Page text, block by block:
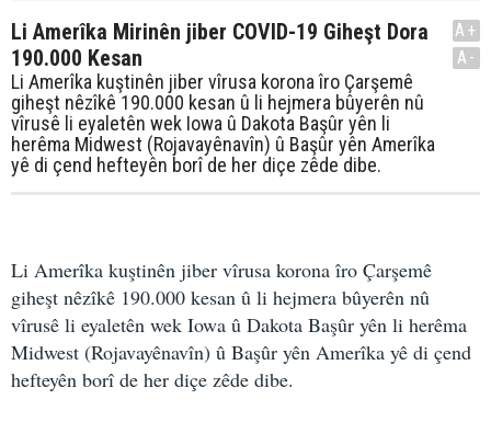
Li Amerîka Mirinên jiber COVID-19 Giheşt Dora
190.000 Kesan
Li Amerîka kuştinên jiber vîrusa korona îro Çarşemê
giheşt nêzîkê 190.000 kesan û li hejmera bûyerên nû
vîrusê li eyaletên wek Iowa û Dakota Başûr yên li
herêma Midwest (Rojavayênavîn) û Başûr yên Amerîka
yê di çend hefteyên borî de her diçe zêde dibe.
A+
A-
Li Amerîka kuştinên jiber vîrusa korona îro Çarşemê
giheşt nêzîkê 190.000 kesan û li hejmera bûyerên nû
vîrusê li eyaletên wek Iowa û Dakota Başûr yên li herêma
Midwest (Rojavayênavîn) û Başûr yên Amerîka yê di çend
hefteyên borî de her diçe zêde dibe.